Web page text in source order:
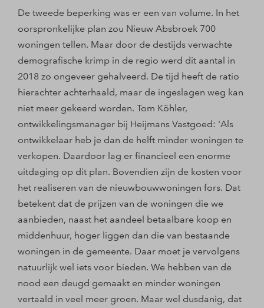
De tweede beperking was er een van volume. In het
oorspronkelijke plan zou Nieuw Absbroek 700
woningen tellen. Maar door de destijds verwachte
demografische krimp in de regio werd dit aantal in
2018 zo ongeveer gehalveerd. De tijd heeft de ratio
hierachter achterhaald, maar de ingeslagen weg kan
niet meer gekeerd worden. Tom Köhler,
ontwikkelingsmanager bij Heijmans Vastgoed: 'Als
ontwikkelaar heb je dan de helft minder woningen te
verkopen. Daardoor lag er financieel een enorme
uitdaging op dit plan. Bovendien zijn de kosten voor
het realiseren van de nieuwbouwwoningen fors. Dat
betekent dat de prijzen van de woningen die we
aanbieden, naast het aandeel betaalbare koop en
middenhuur, hoger liggen dan die van bestaande
woningen in de gemeente. Daar moet je vervolgens
natuurlijk wel iets voor bieden. We hebben van de
nood een deugd gemaakt en minder woningen
vertaald in veel meer groen. Maar wel dusdanig, dat